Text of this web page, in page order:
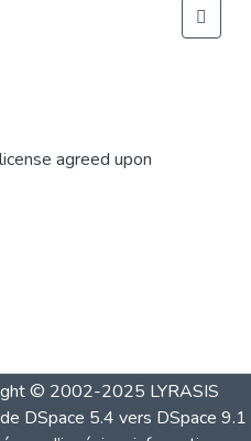
agreed upon
© 2002-2025 LYRASIS
DSpace 5.4 vers DSpace 9.1